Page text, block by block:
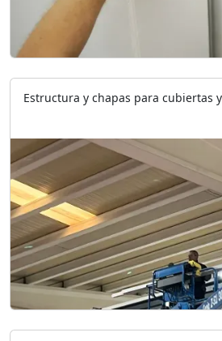
Estructura y chapas para cubiertas